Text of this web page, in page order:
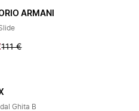
ARMANI
111 €
Ghita B